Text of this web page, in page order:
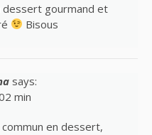
dessert gourmand et
Bisous
says:
min
en dessert,